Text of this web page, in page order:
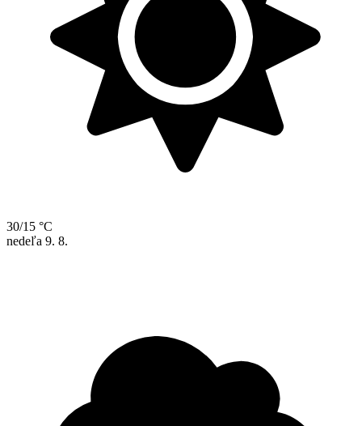
30/15 °C
nedeľa 9. 8.